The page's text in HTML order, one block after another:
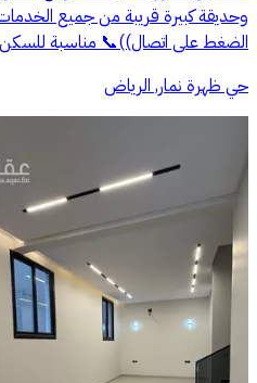
وحديقة كبيرة قريبة من جميع
الضغط على اتصال))📞 مناسبة للسكن
حي ظهرة نمار, الرياض